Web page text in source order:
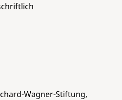
Wagner-Stiftung,